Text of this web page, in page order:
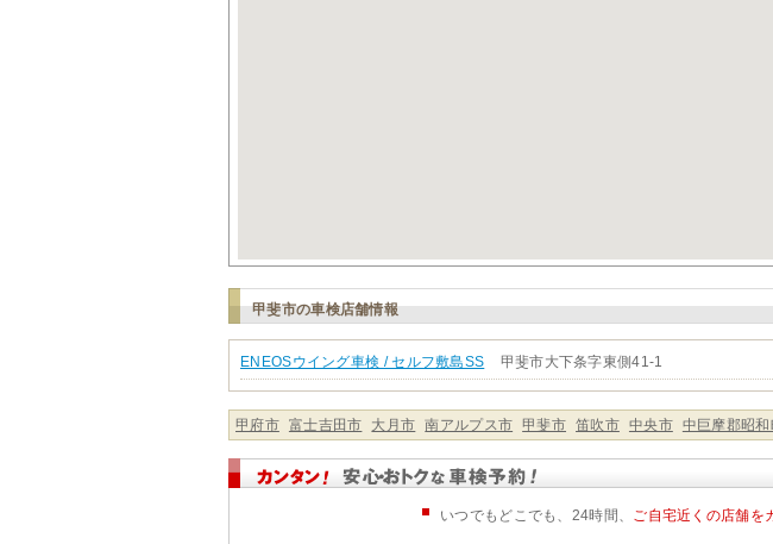
甲斐市の車検店舗情報
ENEOSウイング車検 / セルフ敷島SS 甲斐市大下条字東側41-1
甲府市 富士吉田市 大月市 南アルプス市 甲斐市 笛吹市 中央市 中巨摩郡昭和
いつでもどこでも、24時間、 ご自宅近くの店舗を